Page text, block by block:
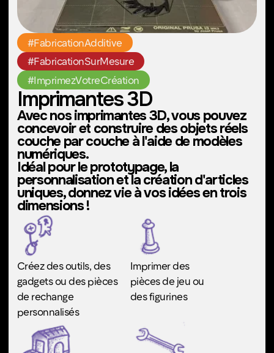
Créez des outils, des
gadgets ou des pièces
de rechange
personnalisés
Imprimer des
pièces de jeu ou
des figurines
Construisez des
modèles pour des
projets d'architecture ou
d'ingénierie.
Personnalisez des
supports pour
téléphone, des porte-
clés et des organiseurs.
Fabriquez des accessoires
pour le cosplay, l'art ou
l'éducation.
Réservez dès maintenant